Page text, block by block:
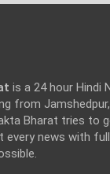
is a 24 hour Hindi
from Jamshedpur,
Bharat tries to
every news with